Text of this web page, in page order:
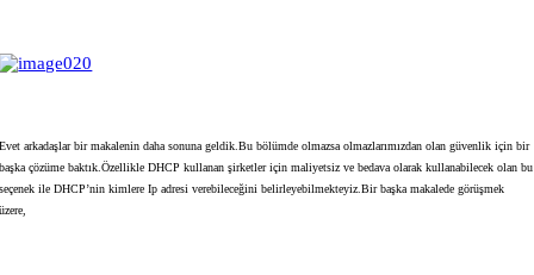
Evet arkadaşlar bir makalenin daha sonuna geldik.Bu bölümde olmazsa olmazlarımızdan olan güvenlik için bir
başka çözüme baktık.Özellikle DHCP kullanan şirketler için maliyetsiz ve bedava olarak kullanabilecek olan bu
seçenek ile DHCP’nin kimlere Ip adresi verebileceğini belirleyebilmekteyiz.Bir başka makalede görüşmek
üzere,